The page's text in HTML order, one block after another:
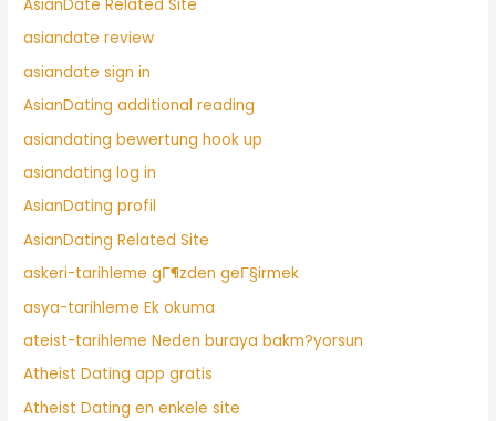
AsianDate Related Site
asiandate review
asiandate sign in
AsianDating additional reading
asiandating bewertung hook up
asiandating log in
AsianDating profil
AsianDating Related Site
askeri-tarihleme gГ¶zden geГ§irmek
asya-tarihleme Ek okuma
ateist-tarihleme Neden buraya bakm?yorsun
Atheist Dating app gratis
Atheist Dating en enkele site